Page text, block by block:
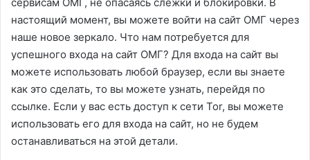
настоящий момент, вы можете войти на сайт ОМГ через
наше новое зеркало. Что нам потребуется для
успешного входа на сайт ОМГ? Для входа на сайт вы
можете использовать любой браузер, если вы знаете
как это сделать, то вы можете узнать, перейдя по
ссылке. Если у вас есть доступ к сети Tor, вы можете
использовать его для входа на сайт, но не будем
останавливаться на этой детали.